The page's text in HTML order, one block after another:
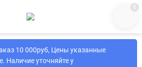
0
10 000руб, Цены указанные
Наличие уточняйте у